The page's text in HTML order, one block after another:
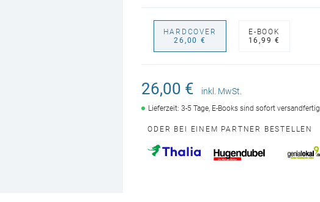
HARDCOVER
26,00 €
E-BOOK
16,99 €
26,00 € inkl. MwSt.
Lieferzeit: 3-5 Tage, E-Books sind sofort versandfertig
ODER BEI EINEM PARTNER BESTELLEN